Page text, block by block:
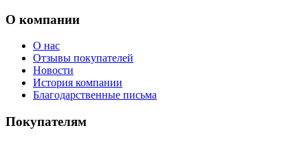
О компании
О нас
Отзывы покупателей
Новости
История компании
Благодарственные письма
Покупателям